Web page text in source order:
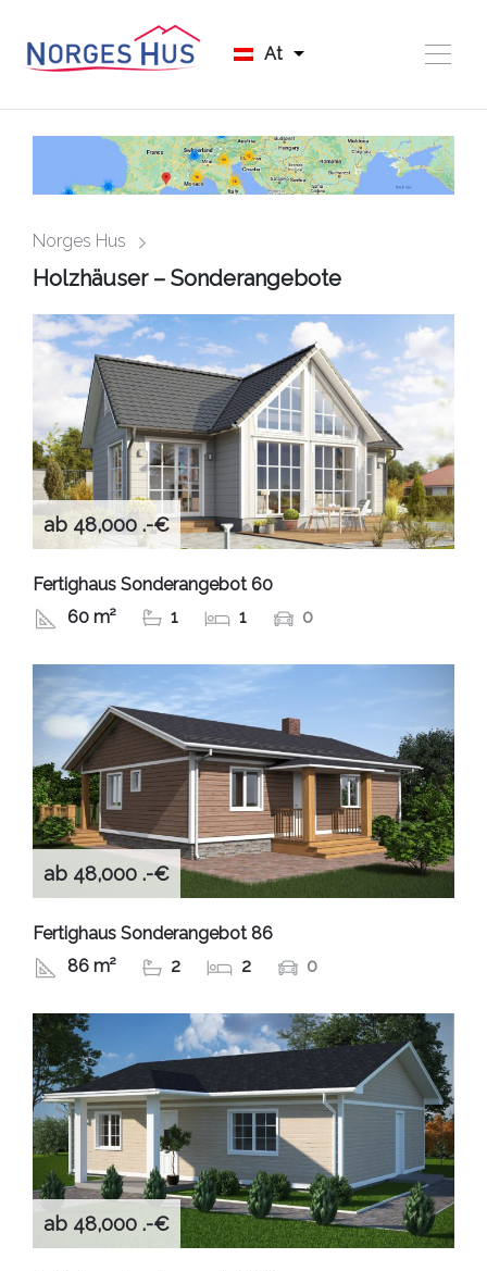
At
Norges Hus
Holzhäuser – Sonderangebote
ab 48,000 .-€
Fertighaus Sonderangebot 60
60 m²
1 1 0
ab 48,000 .-€
Fertighaus Sonderangebot 86
86 m²
2 2 0
ab 48,000 .-€